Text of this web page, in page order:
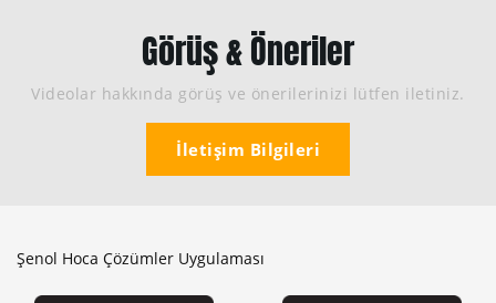
Görüş & Öneriler
Videolar hakkında görüş ve önerilerinizi lütfen iletiniz.
İletişim Bilgileri
Şenol Hoca Çözümler Uygulaması